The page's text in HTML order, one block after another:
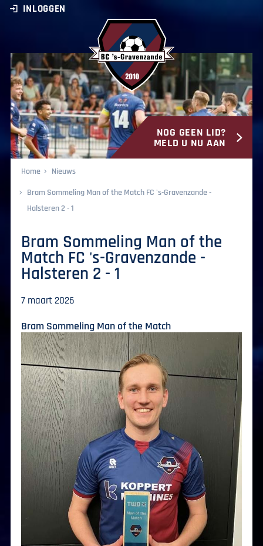
BC ‘s-Gravenzande
INLOGGEN
NOG GEEN LID?
MELD U NU AAN
Home
Nieuws
Bram Sommeling Man of the Match FC 's-Gravenzande -
Halsteren 2 - 1
Bram Sommeling Man of the
Match FC 's-Gravenzande -
Halsteren 2 - 1
7 maart 2026
Bram Sommeling Man of the Match